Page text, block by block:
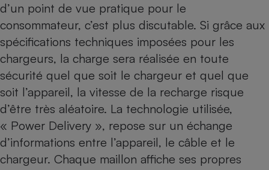
d’un point de vue pratique pour le
consommateur, c’est plus discutable. Si grâce aux
spécifications techniques imposées pour les
chargeurs, la charge sera réalisée en toute
sécurité quel que soit le chargeur et quel que
soit l’appareil, la vitesse de la recharge risque
d’être très aléatoire. La technologie utilisée,
« Power Delivery », repose sur un échange
d’informations entre l’appareil, le câble et le
chargeur. Chaque maillon affiche ses propres